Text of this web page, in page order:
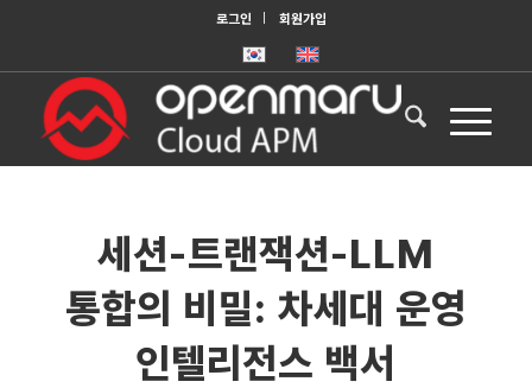
로그인 회원가입
세션-트랜잭션-LLM
통합의 비밀: 차세대 운영
인텔리전스 백서